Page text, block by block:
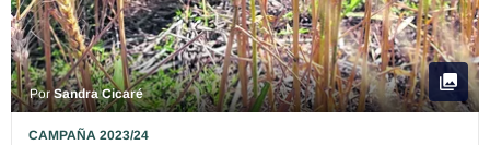
PorSandra Cicaré
CAMPAÑA 2023/24